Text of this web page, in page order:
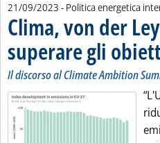
21/09/2023 - Politica energetica
Clima, von der
superare gli
Il discorso al Climate Ambition